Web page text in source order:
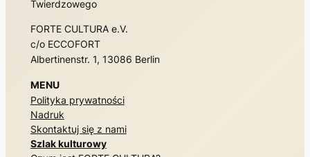
FORTE CULTURA
Europejski Szlak Kulturowy Dziedzictwa
Twierdzowego
FORTE CULTURA e.V.
c/o ECCOFORT
Albertinenstr. 1, 13086 Berlin
MENU
Polityka prywatności
Nadruk